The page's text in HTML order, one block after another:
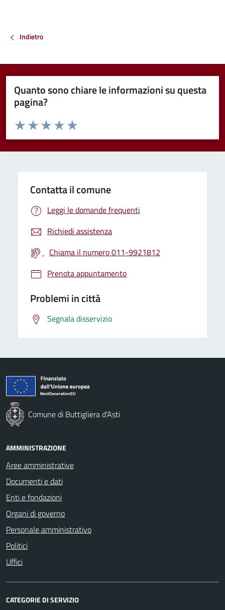
Indietro
Quanto sono chiare le informazioni su questa
pagina?
Valuta da 1 a 5 stelle la pagina
Valuta 5 stelle su 5
Valuta 4 stelle su 5
Valuta 3 stelle su 5
Valuta 2 stelle su 5
Valuta 1 stelle su 5
Contatta il comune
Leggi le domande frequenti
Richiedi assistenza
Chiama il numero 011-9921812
Prenota appuntamento
Problemi in città
Segnala disservizio
Comune di Buttigliera d'Asti
AMMINISTRAZIONE
Aree amministrative
Documenti e dati
Enti e fondazioni
Organi di governo
Personale amministrativo
Politici
Uffici
CATEGORIE DI SERVIZIO